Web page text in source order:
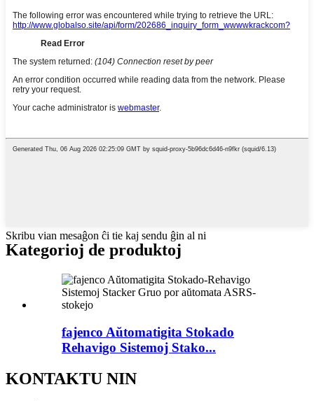
Skribu vian mesaĝon ĉi tie kaj sendu ĝin al ni
Kategorioj de produktoj
fajenco Aŭtomatigita Stokado
Rehavigo Sistemoj Stako...
KONTAKTU NIN